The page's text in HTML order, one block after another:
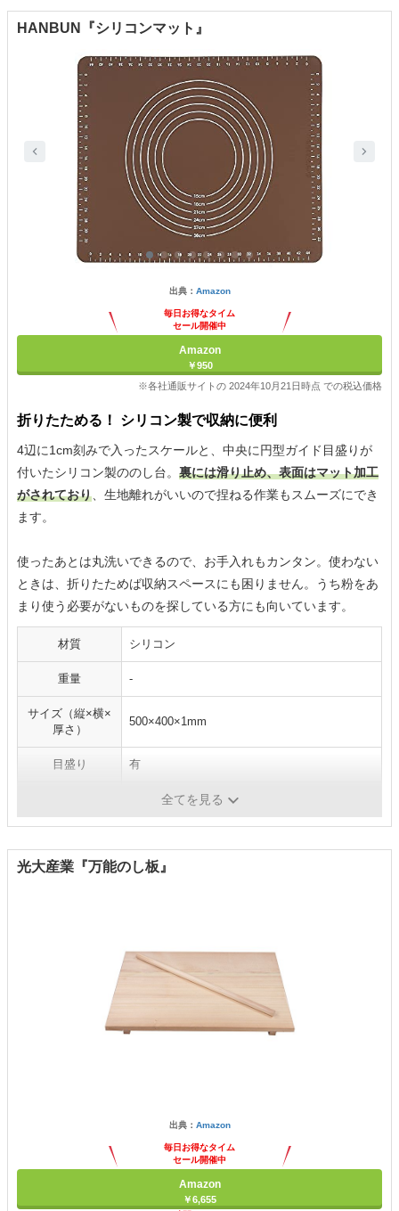
HANBUN『シリコンマット』
出典： Amazon
毎日お得なタイム
セール開催中
Amazon
￥950
※各社通販サイトの 2024年10月21日時点 での税込価格
折りたためる！ シリコン製で収納に便利
4辺に1cm刻みで入ったスケールと、中央に円型ガイド目盛りが
付いたシリコン製ののし台。 裏には滑り止め、表面はマット加工
がされており、生地離れがいいので捏ねる作業もスムーズにでき
ます。
使ったあとは丸洗いできるので、お手入れもカンタン。使わない
ときは、折りたためば収納スペースにも困りません。うち粉をあ
まり使う必要がないものを探している方にも向いています。
材質 シリコン
重量 -
サイズ（縦×横×
厚さ）
500×400×1mm
目盛り 有
全てを見る
光大産業『万能のし板』
出典： Amazon
毎日お得なタイム
セール開催中
Amazon
￥6,655